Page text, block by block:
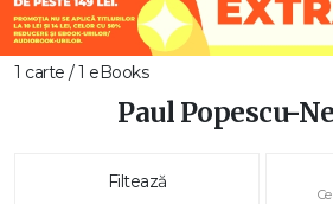
1 carte / 1 eBooks
Paul Popescu-
Filtează